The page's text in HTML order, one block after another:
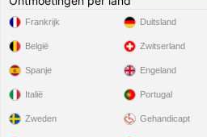
Frankrijk
België
Spanje
Italië
Zweden
Duitsland
Zwitserland
Engeland
Portugal
Gehandicapt